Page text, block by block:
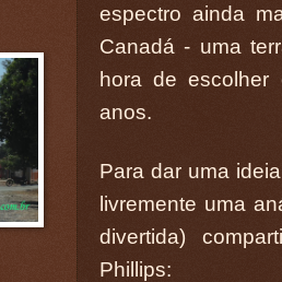
espectro ainda
Canadá - uma
hora de escolher
anos.
Para dar uma
livremente uma
divertida)
Phillips: